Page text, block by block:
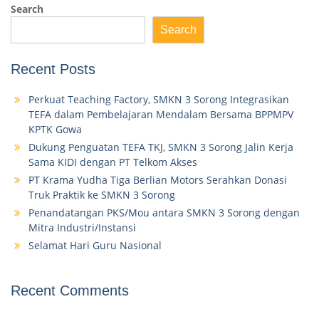
Search
Search
Recent Posts
Perkuat Teaching Factory, SMKN 3 Sorong Integrasikan
TEFA dalam Pembelajaran Mendalam Bersama BPPMPV
KPTK Gowa
Dukung Penguatan TEFA TKJ, SMKN 3 Sorong Jalin Kerja
Sama KIDI dengan PT Telkom Akses
PT Krama Yudha Tiga Berlian Motors Serahkan Donasi
Truk Praktik ke SMKN 3 Sorong
Penandatangan PKS/Mou antara SMKN 3 Sorong dengan
Mitra Industri/Instansi
Selamat Hari Guru Nasional
Recent Comments